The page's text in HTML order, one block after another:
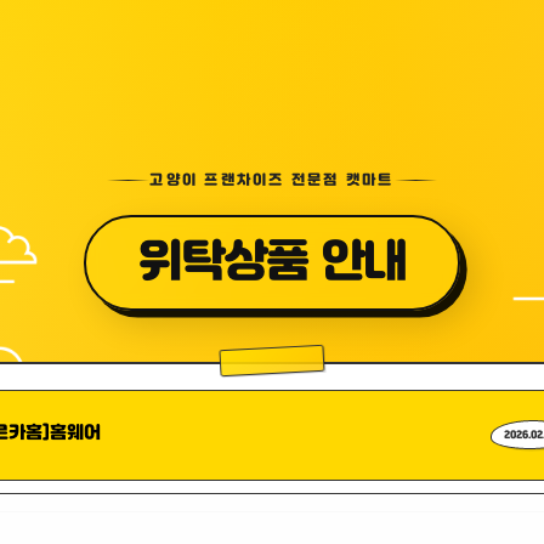
고양이 프랜차이즈 전문점 캣마트
위탁상품 안내
카홈]홈웨어